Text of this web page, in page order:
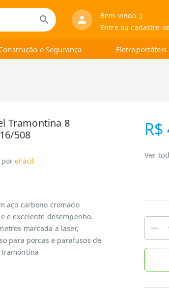
Bem-vindo ;)
Entre ou cadastre-
e Segurança Eletroportáteis
Tramontina 8
508
por eFácil
aço carbono cromado
e excelente desempenho.
marcada a laser,
para porcas e parafusos de
Ver